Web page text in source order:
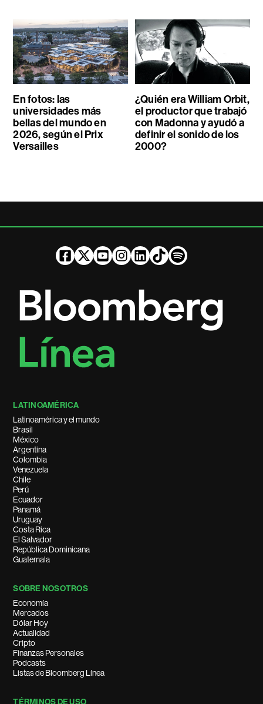
En fotos: las
universidades más
bellas del mundo en
2026, según el Prix
Versailles
¿Quién era William Orbit,
el productor que trabajó
con Madonna y ayudó a
definir el sonido de los
2000?
LATINOAMÉRICA
Latinoamérica y el mundo
Brasil
México
Argentina
Colombia
Venezuela
Chile
Perú
Ecuador
Panamá
Uruguay
Costa Rica
El Salvador
República Dominicana
Guatemala
SOBRE NOSOTROS
Economía
Mercados
Dólar Hoy
Actualidad
Cripto
Finanzas Personales
Podcasts
Listas de Bloomberg Línea
TÉRMINOS DE USO